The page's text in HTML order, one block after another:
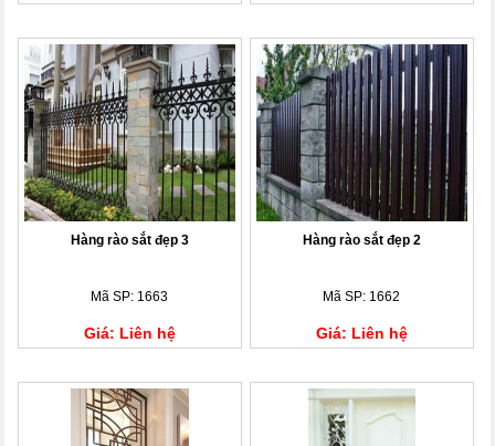
Hàng rào sắt đẹp 3
Mã SP: 1663
Giá: Liên hệ
Hàng rào sắt đẹp 2
Mã SP: 1662
Giá: Liên hệ